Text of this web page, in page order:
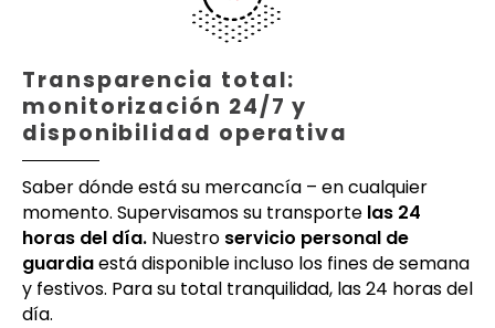
Transparencia total:
monitorización 24/7 y
disponibilidad operativa
Saber dónde está su mercancía – en cualquier
momento. Supervisamos su transporte las 24
horas del día. Nuestro servicio personal de
guardiaestá disponible incluso los fines de semana
y festivos. Para su total tranquilidad, las 24 horas del
día.